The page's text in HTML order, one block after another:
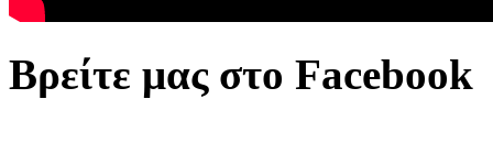
Βρείτε μας στο Facebook